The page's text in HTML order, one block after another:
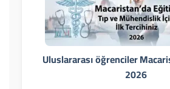
Uluslararası öğrenciler
2026